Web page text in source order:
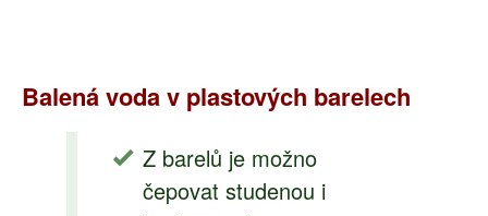
Balená voda v plastových barelech
Z barelů je možno
čepovat studenou i